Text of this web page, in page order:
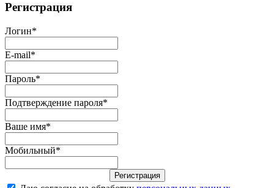
Регистрация
Логин*
E-mail*
Пароль*
Подтверждение пароля*
Ваше имя*
Мобильный*
Регистрация